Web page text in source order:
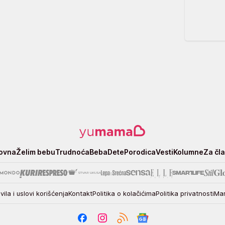
Želim bebuTrudnoćaBebaDetePorodicaVestiKolumneZa
i uslovi korišćenjaKontaktPolitika o kolačićimaPolitika privatnosti